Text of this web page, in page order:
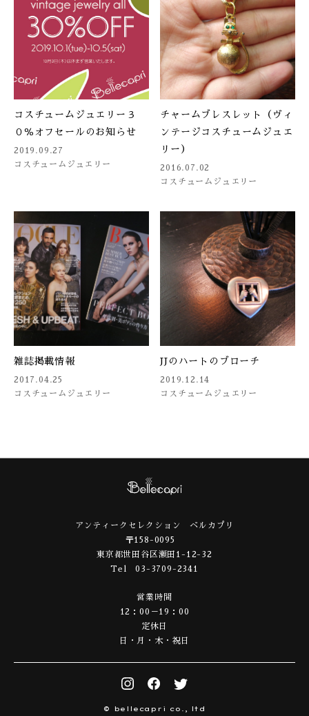
コスチュームジュエリー３
０％オフセールのお知らせ
2019.09.27
コスチュームジュエリー
チャームブレスレット（ヴィ
ンテージコスチュームジュエ
リー）
2016.07.02
コスチュームジュエリー
雑誌掲載情報
2017.04.25
コスチュームジュエリー
JJのハートのブローチ
2019.12.14
コスチュームジュエリー
アンティークセレクション ベルカプリ
〒158-0095
東京都世田谷区瀬田1-12-32
Tel 03-3709-2341
営業時間
12：00－19：00
定休日
日・月・木・祝日
© bellecapri co., ltd